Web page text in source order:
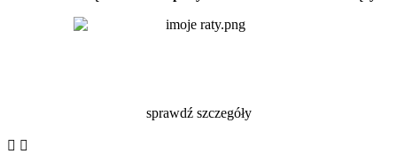
sprawdź szczegóły
 